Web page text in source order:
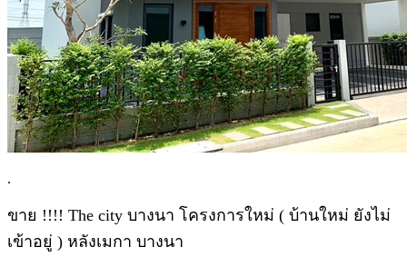
.
ขาย !!!! The city บางนา โครงการใหม่ ( บ้านใหม่ ยังไม่
เข้าอยู่ ) หลังเมกา บางนา